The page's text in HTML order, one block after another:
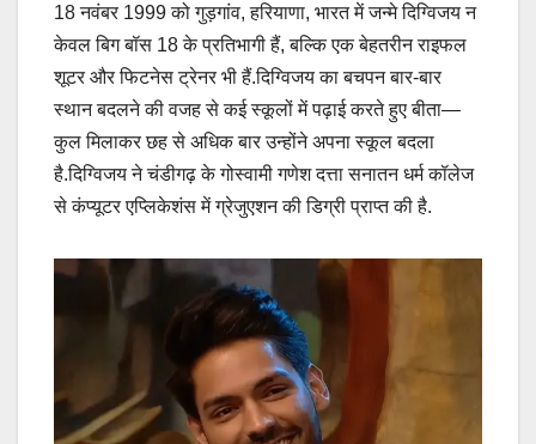
18 नवंबर 1999 को गुड़गांव, हरियाणा, भारत में जन्मे दिग्विजय न
केवल बिग बॉस 18 के प्रतिभागी हैं, बल्कि एक बेहतरीन राइफल
शूटर और फिटनेस ट्रेनर भी हैं.दिग्विजय का बचपन बार-बार
स्थान बदलने की वजह से कई स्कूलों में पढ़ाई करते हुए बीता—
कुल मिलाकर छह से अधिक बार उन्होंने अपना स्कूल बदला
है.दिग्विजय ने चंडीगढ़ के गोस्वामी गणेश दत्ता सनातन धर्म कॉलेज
से कंप्यूटर एप्लिकेशंस में ग्रेजुएशन की डिग्री प्राप्त की है.